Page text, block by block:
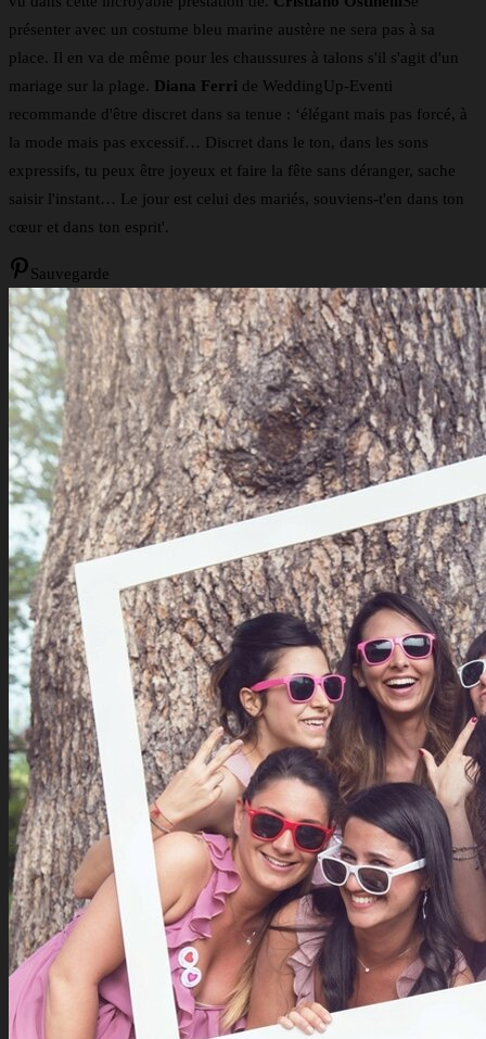
présenter avec un costume bleu marine austère ne sera pas à sa
place. Il en va de même pour les chaussures à talons s'il s'agit d'un
mariage sur la plage. Diana Ferri de WeddingUp-Eventi
recommande d'être discret dans sa tenue : ‘élégant mais pas forcé, à
la mode mais pas excessif… Discret dans le ton, dans les sons
expressifs, tu peux être joyeux et faire la fête sans déranger, sache
saisir l'instant… Le jour est celui des mariés, souviens-t'en dans ton
cœur et dans ton esprit'.
Sauvegarde